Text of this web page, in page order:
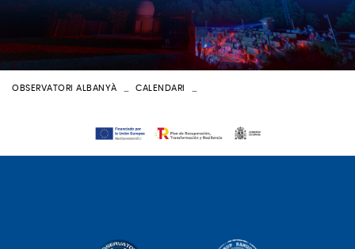
OBSERVATORI ALBANYÀ CALENDARI